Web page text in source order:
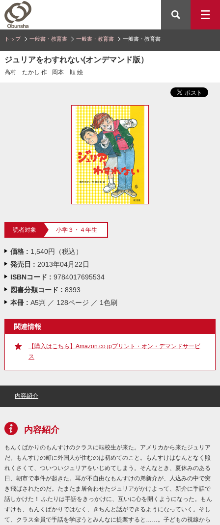
トップ 一般書・教育書 一般書・教育書 一般書・教育書
ジュリアをわすれない(オンデマンド版）
高村 たかし 作 岡本 順 絵
読者対象 小学３・４年生
価格 : 1,540円（税込）
発売日 : 2013年04月22日
ISBNコード : 9784017695534
図書分類コード : 8393
本冊 : A5判 ／ 128ページ ／ 1色刷
関連情報
【購入はこちら】Amazon.co.jpプリント・オン・デマンドサービ
ス
内容紹介
内容紹介
もんくばかりのもんすけのクラスに転校生が来た。アメリカから来たジュリア
だ。もんすけの町に外国人が住むのは初めてのこと。もんすけはなんとなく照
れくさくて、ついついジュリアをいじめてしまう。そんなとき、夏休みのある
日、朝市で事件が起きた。耳が不自由なもんすけの弟新介が、人込みの中で突
き飛ばされたのだ。たまたま居合わせたジュリアがかけよって、新介に手話で
話しかけた！ ふたりは手話をきっかけに、互いに心を開くようになった。もん
すけも、もんくばかりではなく、きちんと話ができるようになっていく。そし
て、クラス全員で手話を学ぼうとみんなに提案すると……。子どもの視線から